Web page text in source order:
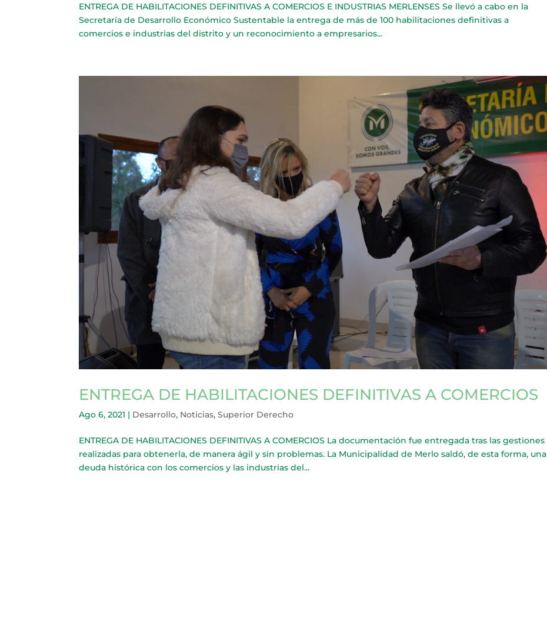
ENTREGA DE HABILITACIONES DEFINITIVAS A COMERCIOS E INDUSTRIAS MERLENSES Se llevó a cabo en la
Secretaría de Desarrollo Económico Sustentable la entrega de más de 100 habilitaciones definitivas a
comercios e industrias del distrito y un reconocimiento a empresarios...
ENTREGA DE HABILITACIONES DEFINITIVAS A COMERCIOS
Ago 6, 2021 | Desarrollo, Noticias,Superior Derecho
ENTREGA DE HABILITACIONES DEFINITIVAS A COMERCIOS La documentación fue entregada tras las gestiones
realizadas para obtenerla, de manera ágil y sin problemas. La Municipalidad de Merlo saldó, de esta forma, una
deuda histórica con los comercios y las industrias del...